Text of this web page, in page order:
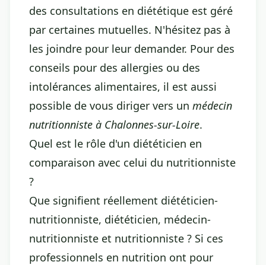
des consultations en diététique est géré
par certaines mutuelles. N'hésitez pas à
les joindre pour leur demander. Pour des
conseils pour des allergies ou des
intolérances alimentaires, il est aussi
possible de vous diriger vers un médecin
nutritionniste à Chalonnes-sur-Loire.
Quel est le rôle d'un diététicien en
comparaison avec celui du nutritionniste
?
Que signifient réellement diététicien-
nutritionniste, diététicien, médecin-
nutritionniste et nutritionniste ? Si ces
professionnels en nutrition ont pour